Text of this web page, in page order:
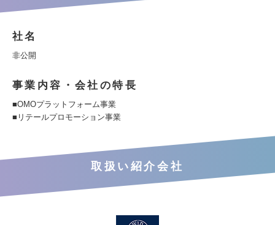
社名
非公開
事業内容・会社の特長
■OMOプラットフォーム事業
■リテールプロモーション事業
取扱い紹介会社